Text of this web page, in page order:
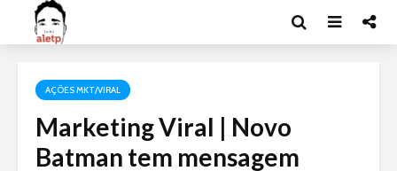
AÇÕES MKT/VIRAL
Marketing Viral | Novo
Batman tem mensagem